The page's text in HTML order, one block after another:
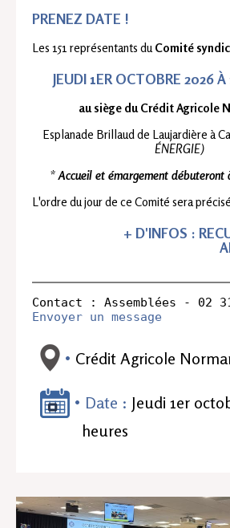
PRENEZ DATE !
Les 151 représentants duComité
JEUDI 1ER OCTOBRE 2026
au siège du Crédit Agricole
Esplanade Brillaud de Laujardière à
ÉNERGIE)
*Accueil et émargement
L'ordre du jour de ce Comité sera
+ D'INFOS :
Envoyer un message
Crédit Agricole
Date : Jeudi 1er
heures